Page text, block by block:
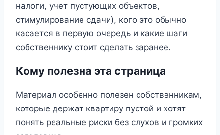
налоги, учет пустующих объектов,
стимулирование сдачи), кого это обычно
касается в первую очередь и какие шаги
собственнику стоит сделать заранее.
Кому полезна эта страница
Материал особенно полезен собственникам,
которые держат квартиру пустой и хотят
понять реальные риски без слухов и громких